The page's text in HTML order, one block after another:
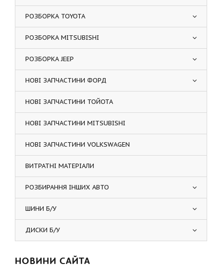
РОЗБОРКА TOYOTA
РОЗБОРКА MITSUBISHI
РОЗБОРКА JEEP
НОВІ ЗАПЧАСТИНИ ФОРД
НОВІ ЗАПЧАСТИНИ ТОЙОТА
НОВІ ЗАПЧАСТИНИ MITSUBISHI
НОВІ ЗАПЧАСТИНИ VOLKSWAGEN
ВИТРАТНІ МАТЕРІАЛИ
РОЗБИРАННЯ ІНШИХ АВТО
ШИНИ Б/У
ДИСКИ Б/У
НОВИНИ САЙТА